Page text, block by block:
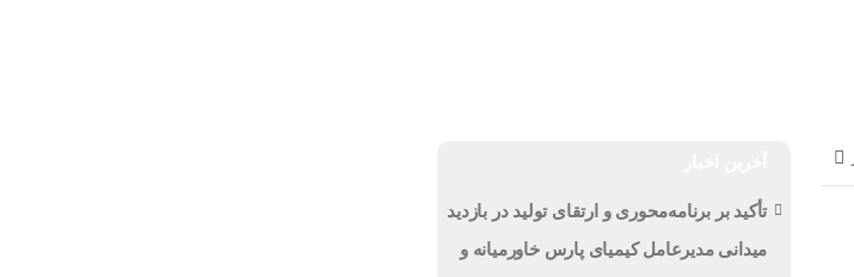
تأکید بر برنامه‌محوری و ارتقای تولید در بازدید
میدانی مدیرعامل کیمیای پارس خاورمیانه و